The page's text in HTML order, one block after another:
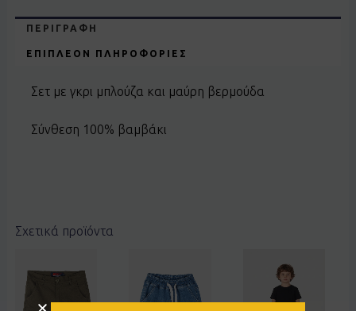
ΠΕΡΙΓΡΑΦΉ
ΕΠΙΠΛΈΟΝ ΠΛΗΡΟΦΟΡΊΕΣ
Σετ με γκρι μπλούζα και μαύρη βερμούδα
Σύνθεση 100% βαμβάκι
Σχετικά προϊόντα